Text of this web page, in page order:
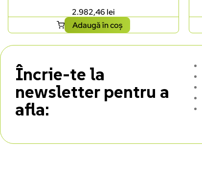
2.982,46 lei
Adaugă în coș
Încrie-te la
newsletter pentru a
afla: